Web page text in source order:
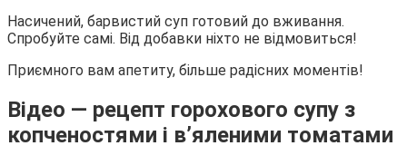
Насичений, барвистий суп готовий до вживання.
Спробуйте самі. Від добавки ніхто не відмовиться!
Приємного вам апетиту, більше радісних моментів!
Відео — рецепт горохового супу з
копченостями і в’яленими томатами